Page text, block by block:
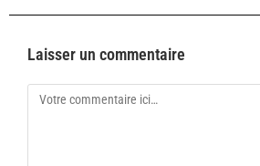
Laisser un commentaire